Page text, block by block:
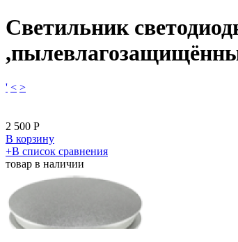
Светильник
' < >
2 500 Р
В корзину
​+В список сравнения
товар в наличии